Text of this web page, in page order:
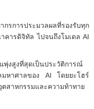
รการประมวลผลที่รองรับทุก
คารดิจิทัล ไปจนถึงโมเดล AI
พุ่งสูงที่สุดเป็นประวัติการณ์
มหาศาลของ AI โดยยะโฮร์
ตสาหกรรมและความท้าทาย